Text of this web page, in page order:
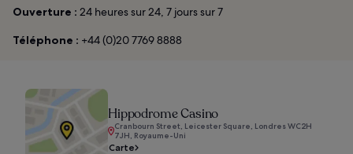
Ouverture : 24 heures sur 24, 7 jours sur 7
Téléphone : +44 (0)20 7769 8888
Hippodrome Casino
Cranbourn Street, Leicester Square, Londres WC2H
7JH, Royaume-Uni
Carte